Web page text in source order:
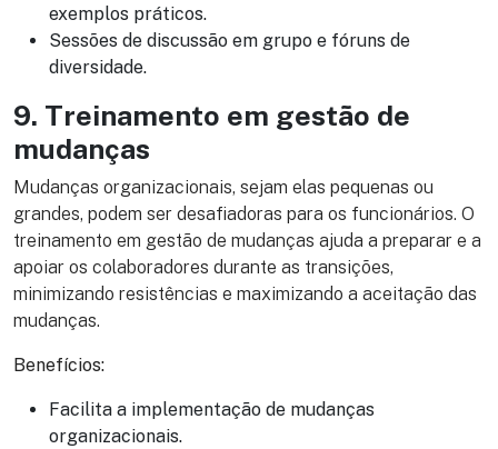
exemplos práticos.
Sessões de discussão em grupo e fóruns de
diversidade.
9. Treinamento em gestão de
mudanças
Mudanças organizacionais, sejam elas pequenas ou
grandes, podem ser desafiadoras para os funcionários. O
treinamento em gestão de mudanças ajuda a preparar e a
apoiar os colaboradores durante as transições,
minimizando resistências e maximizando a aceitação das
mudanças.
Benefícios:
Facilita a implementação de mudanças
organizacionais.